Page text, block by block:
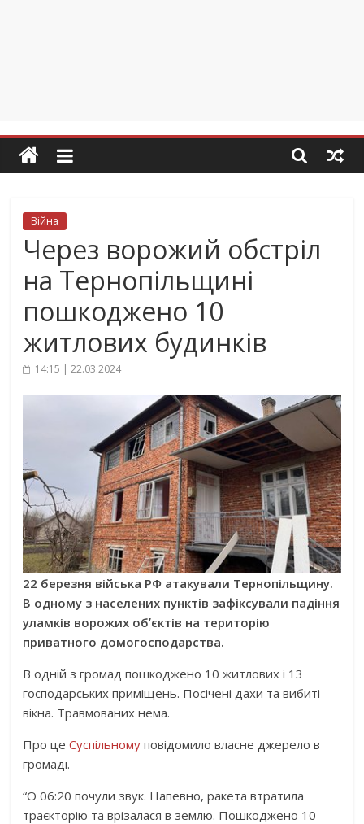
Війна
Через ворожий обстріл
на Тернопільщині
пошкоджено 10
житлових будинків
14:15 | 22.03.2024
22 березня війська РФ атакували Тернопільщину.
В одному з населених пунктів зафіксували падіння
уламків ворожих обʼєктів на територію
приватного домогосподарства.
В одній з громад пошкоджено 10 житлових і 13
господарських приміщень. Посічені дахи та вибиті
вікна. Травмованих нема.
Про цеСуспільному повідомило власне джерело в
громаді.
“О 06:20 почули звук. Напевно, ракета втратила
траєкторію та врізалася в землю. Пошкоджено 10